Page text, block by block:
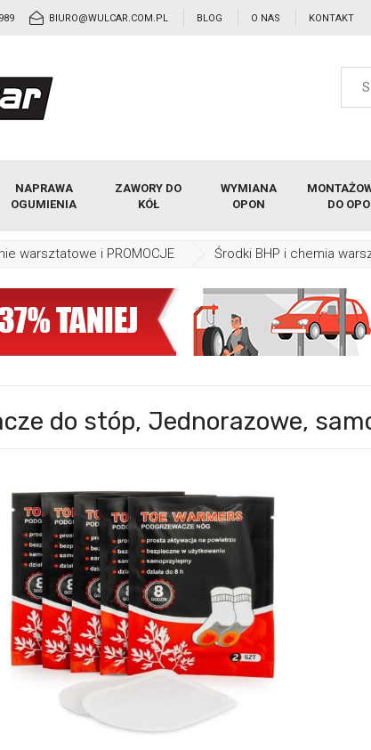
BIURO@WULCAR.COM.PL BLOG O NAS KONTAKT
NAPRAWA
OGUMIENIA
ZAWORY DO
KÓŁ
WYMIANA
OPON
DO
warsztatowe i PROMOCJE Środki BHP i chemia
do stóp, Jednorazowe,